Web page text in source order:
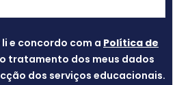
e concordo com a Política de
tratamento dos meus dados
dos serviços educacionais.